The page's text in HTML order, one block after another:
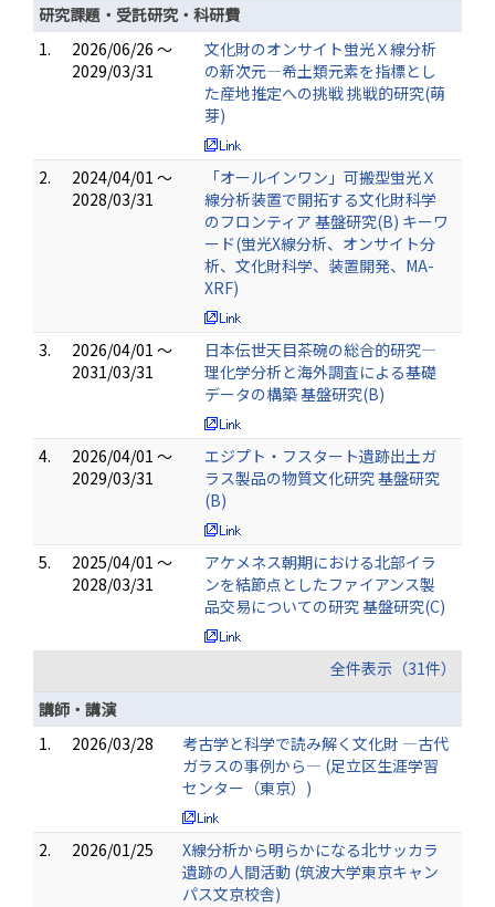
研究課題・受託研究・科研費
1.
2026/06/26 ～
2029/03/31
文化財のオンサイト蛍光Ｘ線分析
の新次元―希土類元素を指標とし
た産地推定への挑戦 挑戦的研究(萌
芽)
2.
2024/04/01 ～
2028/03/31
「オールインワン」可搬型蛍光Ｘ
線分析装置で開拓する文化財科学
のフロンティア 基盤研究(B) キーワ
ード(蛍光X線分析、オンサイト分
析、文化財科学、装置開発、MA-
XRF)
3.
2026/04/01 ～
2031/03/31
日本伝世天目茶碗の総合的研究―
理化学分析と海外調査による基礎
データの構築 基盤研究(B)
4.
2026/04/01 ～
2029/03/31
エジプト・フスタート遺跡出土ガ
ラス製品の物質文化研究 基盤研究
(B)
5.
2025/04/01 ～
2028/03/31
アケメネス朝期における北部イラ
ンを結節点としたファイアンス製
品交易についての研究 基盤研究(C)
全件表示（31件）
講師・講演
1.
2026/03/28
考古学と科学で読み解く文化財 ―古代
ガラスの事例から― (足立区生涯学習
センター（東京）)
2. 2026/01/25
X線分析から明らかになる北サッカラ
遺跡の人間活動 (筑波大学東京キャン
パス文京校舎)